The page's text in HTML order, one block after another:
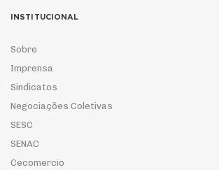
INSTITUCIONAL
Sobre
Imprensa
Sindicatos
Negociações Coletivas
SESC
SENAC
Cecomercio